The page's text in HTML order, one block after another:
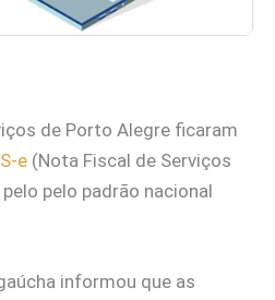
de Porto Alegre ficaram
e (Nota Fiscal de Serviços
pelo padrão nacional
informou que as